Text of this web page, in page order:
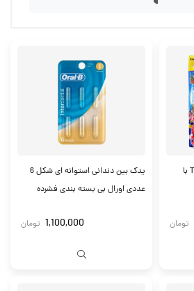
مسواک کودک اسمارت مدل T18 با
تومان
یدک بین دندانی استوانه ای شکل 6
عددی اورال بی بسته بندی فشرده
1,100,000 تومان